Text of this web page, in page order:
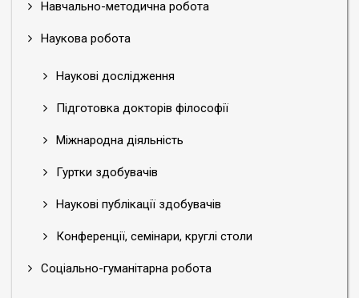
Навчально-методична робота
Наукова робота
Наукові дослідження
Підготовка докторів філософії
Міжнародна діяльність
Гуртки здобувачів
Наукові публікації здобувачів
Конференції, семінари, круглі столи
Соціально-гуманітарна робота